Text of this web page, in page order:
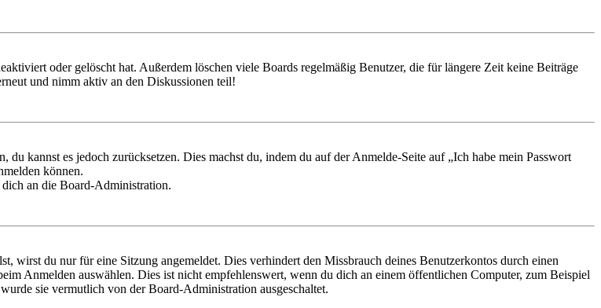
oder gelöscht hat. Außerdem löschen viele Boards regelmäßig Benutzer, die für längere Zeit keine Beiträge
und nimm aktiv an den Diskussionen teil!
kannst es jedoch zurücksetzen. Dies machst du, indem du auf der Anmelde-Seite auf „Ich habe mein Passwort
können.
an die Board-Administration.
wirst du nur für eine Sitzung angemeldet. Dies verhindert den Missbrauch deines Benutzerkontos durch einen
Anmelden auswählen. Dies ist nicht empfehlenswert, wenn du dich an einem öffentlichen Computer, zum Beispiel
sie vermutlich von der Board-Administration ausgeschaltet.